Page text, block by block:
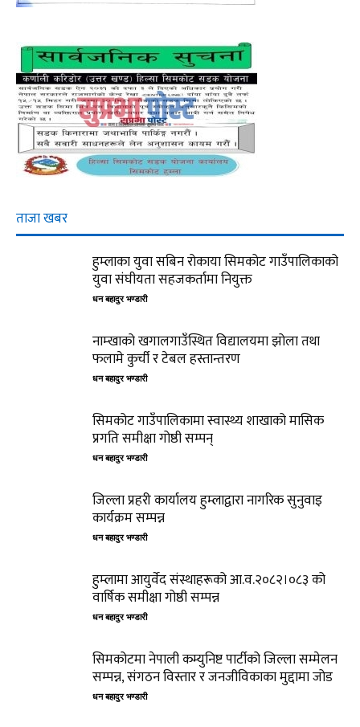
ताजा खबर
हुम्लाका युवा सबिन रोकाया सिमकोट गाउँपालिकाको
युवा संघीयता सहजकर्तामा नियुक्त
धन बहादुर भण्डारी
नाम्खाको खगालगाउँस्थित विद्यालयमा झोला तथा
फलामे कुर्ची र टेबल हस्तान्तरण
धन बहादुर भण्डारी
सिमकोट गाउँपालिकामा स्वास्थ्य शाखाको मासिक
प्रगति समीक्षा गोष्ठी सम्पन्
धन बहादुर भण्डारी
जिल्ला प्रहरी कार्यालय हुम्लाद्वारा नागरिक सुनुवाइ
कार्यक्रम सम्पन्न
धन बहादुर भण्डारी
हुम्लामा आयुर्वेद संस्थाहरूको आ.व.२०८२।०८३ को
वार्षिक समीक्षा गोष्ठी सम्पन्न
धन बहादुर भण्डारी
सिमकोटमा नेपाली कम्युनिष्ट पार्टीको जिल्ला सम्मेलन
सम्पन्न, संगठन विस्तार र जनजीविकाका मुद्दामा जोड
धन बहादुर भण्डारी